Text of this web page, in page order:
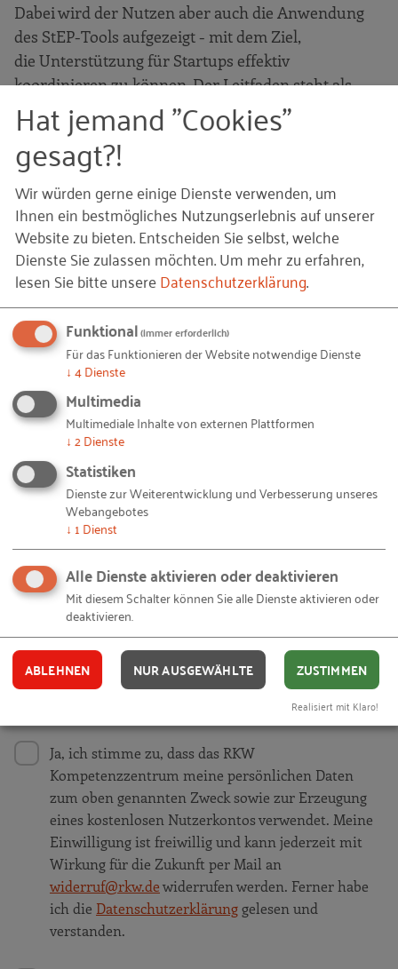
Dabei wird der Nutzen aber auch die Anwendung
des StEP-Tools aufgezeigt - mit dem Ziel,
die Unterstützung für Startups effektiv
koordinieren zu können. Der Leitfaden steht als
PDF zum Download zur Verfügung.
>> Hier finden Sie weitere Produkte rund um das
StEP-Tool
Bildquellen und Copyright-Hinweise
© Nikada / Getty Images – GettyImages-631184594.jpg
Ihnen gefällt dieser Beitrag? Teilen Sie ihn mit anderen:
Bleiben Sie auf dem Laufenden!
Mit unseren RKW Alerts bleiben Sie immer auf dem
Laufenden. Wir informieren Sie automatisch und
kostenlos, sobald es etwas Neues zum Projekt
Stärkung von Gründungsaktivitäten durch den
Ansatz der Gründerökosysteme
Website gibt. Alles, was Sie dafür brauchen, ist eine
E-Mail-Adresse und 10 Sekunden Zeit.
IHRE E-MAIL-ADRESSE
Nutzungsbedingungen.
Ja, ich stimme zu, dass das RKW
Kompetenzzentrum meine persönlichen Daten
zum oben genannten Zweck sowie zur Erzeugung
eines kostenlosen Nutzerkontos verwendet. Meine
Einwilligung ist freiwillig und kann jederzeit mit
Wirkung für die Zukunft per Mail an
widerruf@rkw.dewiderrufen werden. Ferner habe
ich die Datenschutzerklärunggelesen und
verstanden.
Hat jemand "Cookies"
gesagt?!
Wir würden gerne einige Dienste verwenden, um
Ihnen ein bestmögliches Nutzungserlebnis auf unserer
Website zu bieten. Entscheiden Sie selbst, welche
Dienste Sie zulassen möchten.Um mehr zu erfahren,
lesen Sie bitte unsereDatenschutzerklärung.
Funktional(immer erforderlich)
Für das Funktionieren der Website notwendige Dienste
↓ 4Dienste
Multimedia
Multimediale Inhalte von externen Plattformen
↓ 2Dienste
Statistiken
Dienste zur Weiterentwicklung und Verbesserung unseres
Webangebotes
↓ 1 Dienst
Alle Dienste aktivieren oder deaktivieren
Mit diesem Schalter können Sie alle Dienste aktivieren oder
deaktivieren.
ABLEHNEN NUR AUSGEWÄHLTE ZUSTIMMEN
Realisiert mit Klaro!